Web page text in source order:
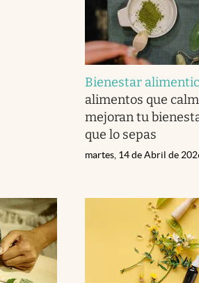
Bienestar
alimentos que
mejoran tu
que lo sepas
martes, 14 de Abril de